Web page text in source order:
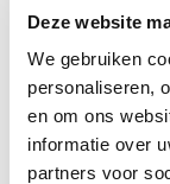
Deze website
We gebruiken
personaliseren,
en om ons
informatie over
partners voor